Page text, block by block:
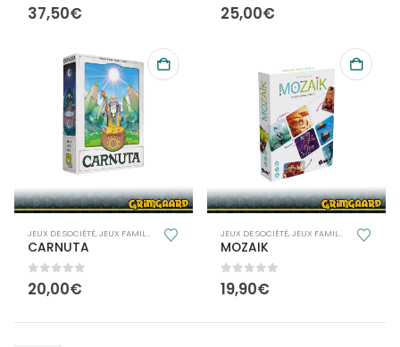
0 out of 5
37,50€ 0 out of 5
25,00€
JEUX DE SOCIÉTÉ,JEUX FAMILLE
CARNUTA
0 out of 5
20,00€
JEUX DE SOCIÉTÉ,JEUX FAMILLE
MOZAIK
0out of 5
19,90€